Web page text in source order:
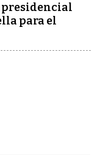
presidencial
para el